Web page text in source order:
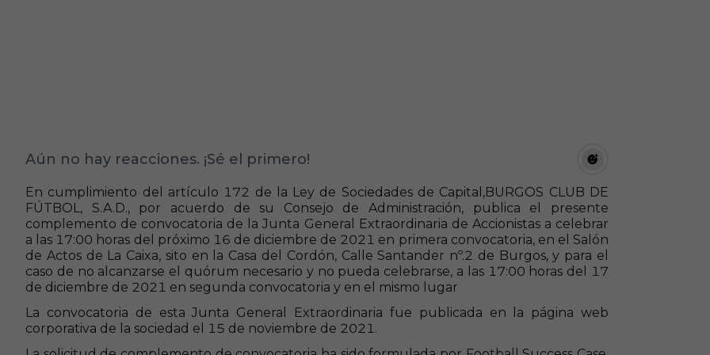
Aún no hay reacciones. ¡Sé el primero!
En cumplimiento del artículo 172 de la Ley de Sociedades de Capital ,BURGOS CLUB DE
FÚTBOL, S.A.D., por acuerdo de su Consejo de Administración, publica el presente
complemento de convocatoria de la Junta General Extraordinaria de Accionistas a celebrar
a las 17:00 horas del próximo 16 de diciembre de 2021 en primera convocatoria, en el Salón
de Actos de La Caixa, sito en la Casa del Cordón, Calle Santander nº.2 de Burgos, y para el
caso de no alcanzarse el quórum necesario y no pueda celebrarse, a las 17:00 horas del 17
de diciembre de 2021 en segunda convocatoria y en el mismo lugar
La convocatoria de esta Junta General Extraordinaria fue publicada en la página web
corporativa de la sociedad el 15 de noviembre de 2021.